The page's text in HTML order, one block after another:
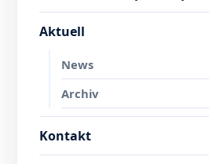
Aktuell
News
Archiv
Kontakt